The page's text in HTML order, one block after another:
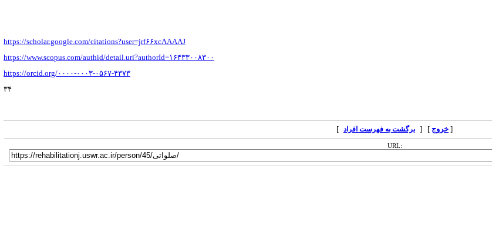
https://scholar.google.com/citations?user=jrf۶۶xcAAAAJ
https://www.scopus.com/authid/detail.uri?authorId=۱۶۴۳۳۰۰۸۳۰۰
https://orcid.org/۰۰۰۰-۰۰۰۳-۰۵۶۷-۴۳۷۳
۳۴
[ خروج ] [ برگشت به فهرست افراد ]
URL: